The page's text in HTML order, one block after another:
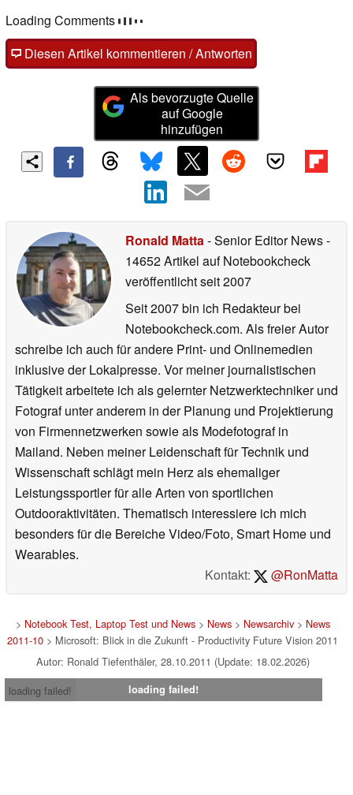
Loading Comments
Diesen Artikel kommentieren / Antworten
Als bevorzugte Quelle
auf Google
hinzufügen
Ronald Matta- Senior Editor News-
14652 Artikel auf Notebookcheck
veröffentlichtseit 2007
Seit 2007 bin ich Redakteur bei
Notebookcheck.com. Als freier Autor
schreibe ich auch für andere Print- und Onlinemedien
inklusive der Lokalpresse. Vor meiner journalistischen
Tätigkeit arbeitete ich als gelernter Netzwerktechniker und
Fotograf unter anderem in der Planung und Projektierung
von Firmennetzwerken sowie als Modefotograf in
Mailand. Neben meiner Leidenschaft für Technik und
Wissenschaft schlägt mein Herz als ehemaliger
Leistungssportler für alle Arten von sportlichen
Outdooraktivitäten. Thematisch interessiere ich mich
besonders für die Bereiche Video/Foto, Smart Home und
Wearables.
Kontakt:
@RonMatta
> Notebook Test, Laptop Test und News> News> Newsarchiv> News
2011-10 > Microsoft: Blick in die Zukunft - Productivity Future Vision 2011
Autor: Ronald Tiefenthäler, 28.10.2011 (Update: 18.02.2026)
loading failed!
loading failed!